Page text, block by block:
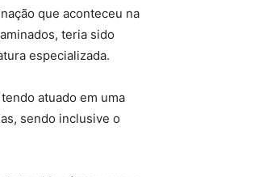
que aconteceu na
teria sido
especializada.
atuado em uma
sendo inclusive o